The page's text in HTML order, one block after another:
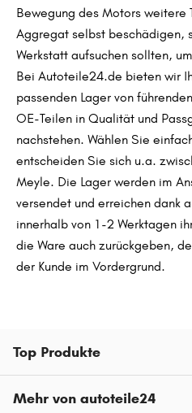
Bewegung des Motors weitere
Aggregat selbst beschädigen,
Werkstatt aufsuchen sollten,
Bei Autoteile24.de bieten wir
passenden Lager von
OE-Teilen in Qualität und
nachstehen. Wählen Sie
entscheiden Sie sich u.a.
Meyle. Die Lager werden im
versendet und erreichen dank
innerhalb von 1-2 Werktagen
die Ware auch zurückgeben,
der Kunde im Vordergrund.
Top Produkte
Mehr von autoteile24